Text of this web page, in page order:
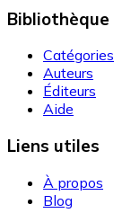
Bibliothèque
Catégories
Auteurs
Éditeurs
Aide
Liens utiles
À propos
Blog